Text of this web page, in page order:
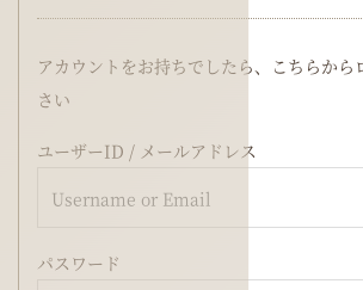
アカウントをお持ちでしたら、こちらから
さい
ユーザーID / メールアドレス
パスワード